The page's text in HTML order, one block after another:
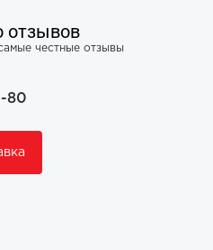
отзывов
честные отзывы
80